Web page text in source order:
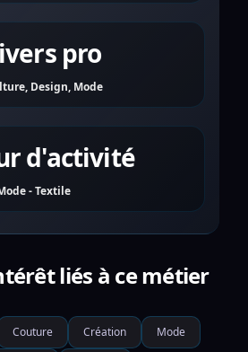
pro
Design, Mode
d'activité
- Textile
liés à ce métier
Couture Création Mode